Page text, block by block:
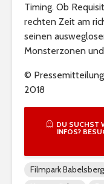
Timing. Ob
rechten Zeit am
seinen
Monsterzonen
© Pressemitteilung
2018
DU SUCHST
INFOS?
Filmpark Babelsberg